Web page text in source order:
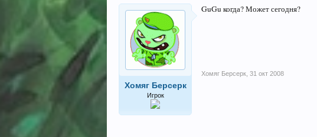
Хомяг Берсерк
Игрок
GuGu когда? Может сегодня?
Хомяг Берсерк 31 окт 2008